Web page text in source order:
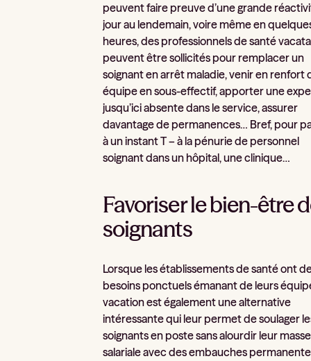
peuvent faire preuve d’une grande
jour au lendemain, voire même en
heures, des professionnels de santé
peuvent être sollicités pour remplacer un
soignant en arrêt maladie, venir en renfort
équipe en sous-effectif, apporter une
jusqu’ici absente dans le service, assurer
davantage de permanences… Bref, pour
à un instant T – à la pénurie de personnel
soignant dans un hôpital, une clinique…
Favoriser le bien-être
soignants
Lorsque les établissements de santé ont
besoins ponctuels émanant de leurs
vacation est également une alternative
intéressante qui leur permet de soulager
soignants en poste sans alourdir leur masse
salariale avec des embauches